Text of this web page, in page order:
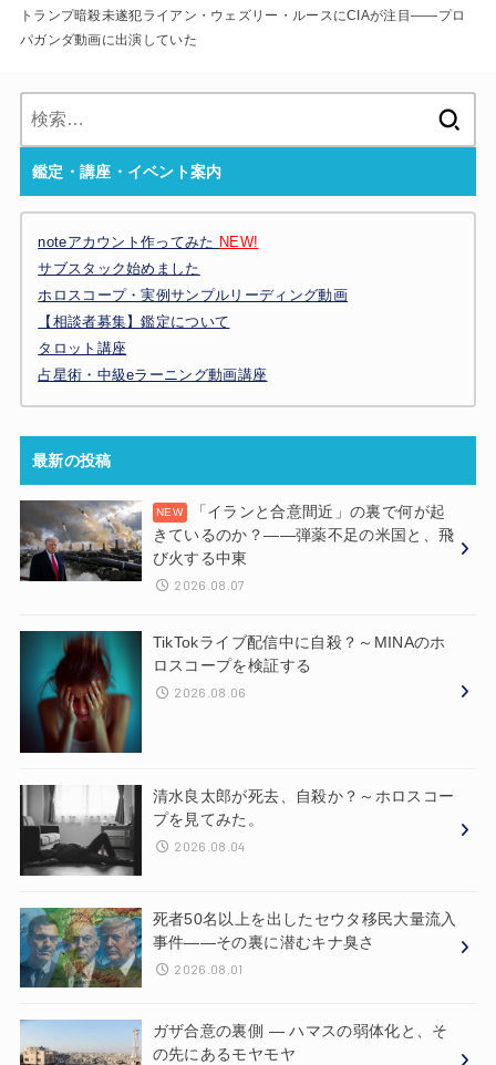
トランプ暗殺未遂犯ライアン・ウェズリー・ルースにCIAが注目――プロ
パガンダ動画に出演していた
鑑定・講座・イベント案内
noteアカウント作ってみた NEW!
サブスタック始めました
ホロスコープ・実例サンプルリーディング動画
【相談者募集】鑑定について
タロット講座
占星術・中級eラーニング動画講座
最新の投稿
「イランと合意間近」の裏で何が起
きているのか？——弾薬不足の米国と、飛
び火する中東
2026.08.07
TikTokライブ配信中に自殺？～MINAのホ
ロスコープを検証する
2026.08.06
清水良太郎が死去、自殺か？～ホロスコー
プを見てみた。
2026.08.04
死者50名以上を出したセウタ移民大量流入
事件——その裏に潜むキナ臭さ
2026.08.01
ガザ合意の裏側 ― ハマスの弱体化と、そ
の先にあるモヤモヤ